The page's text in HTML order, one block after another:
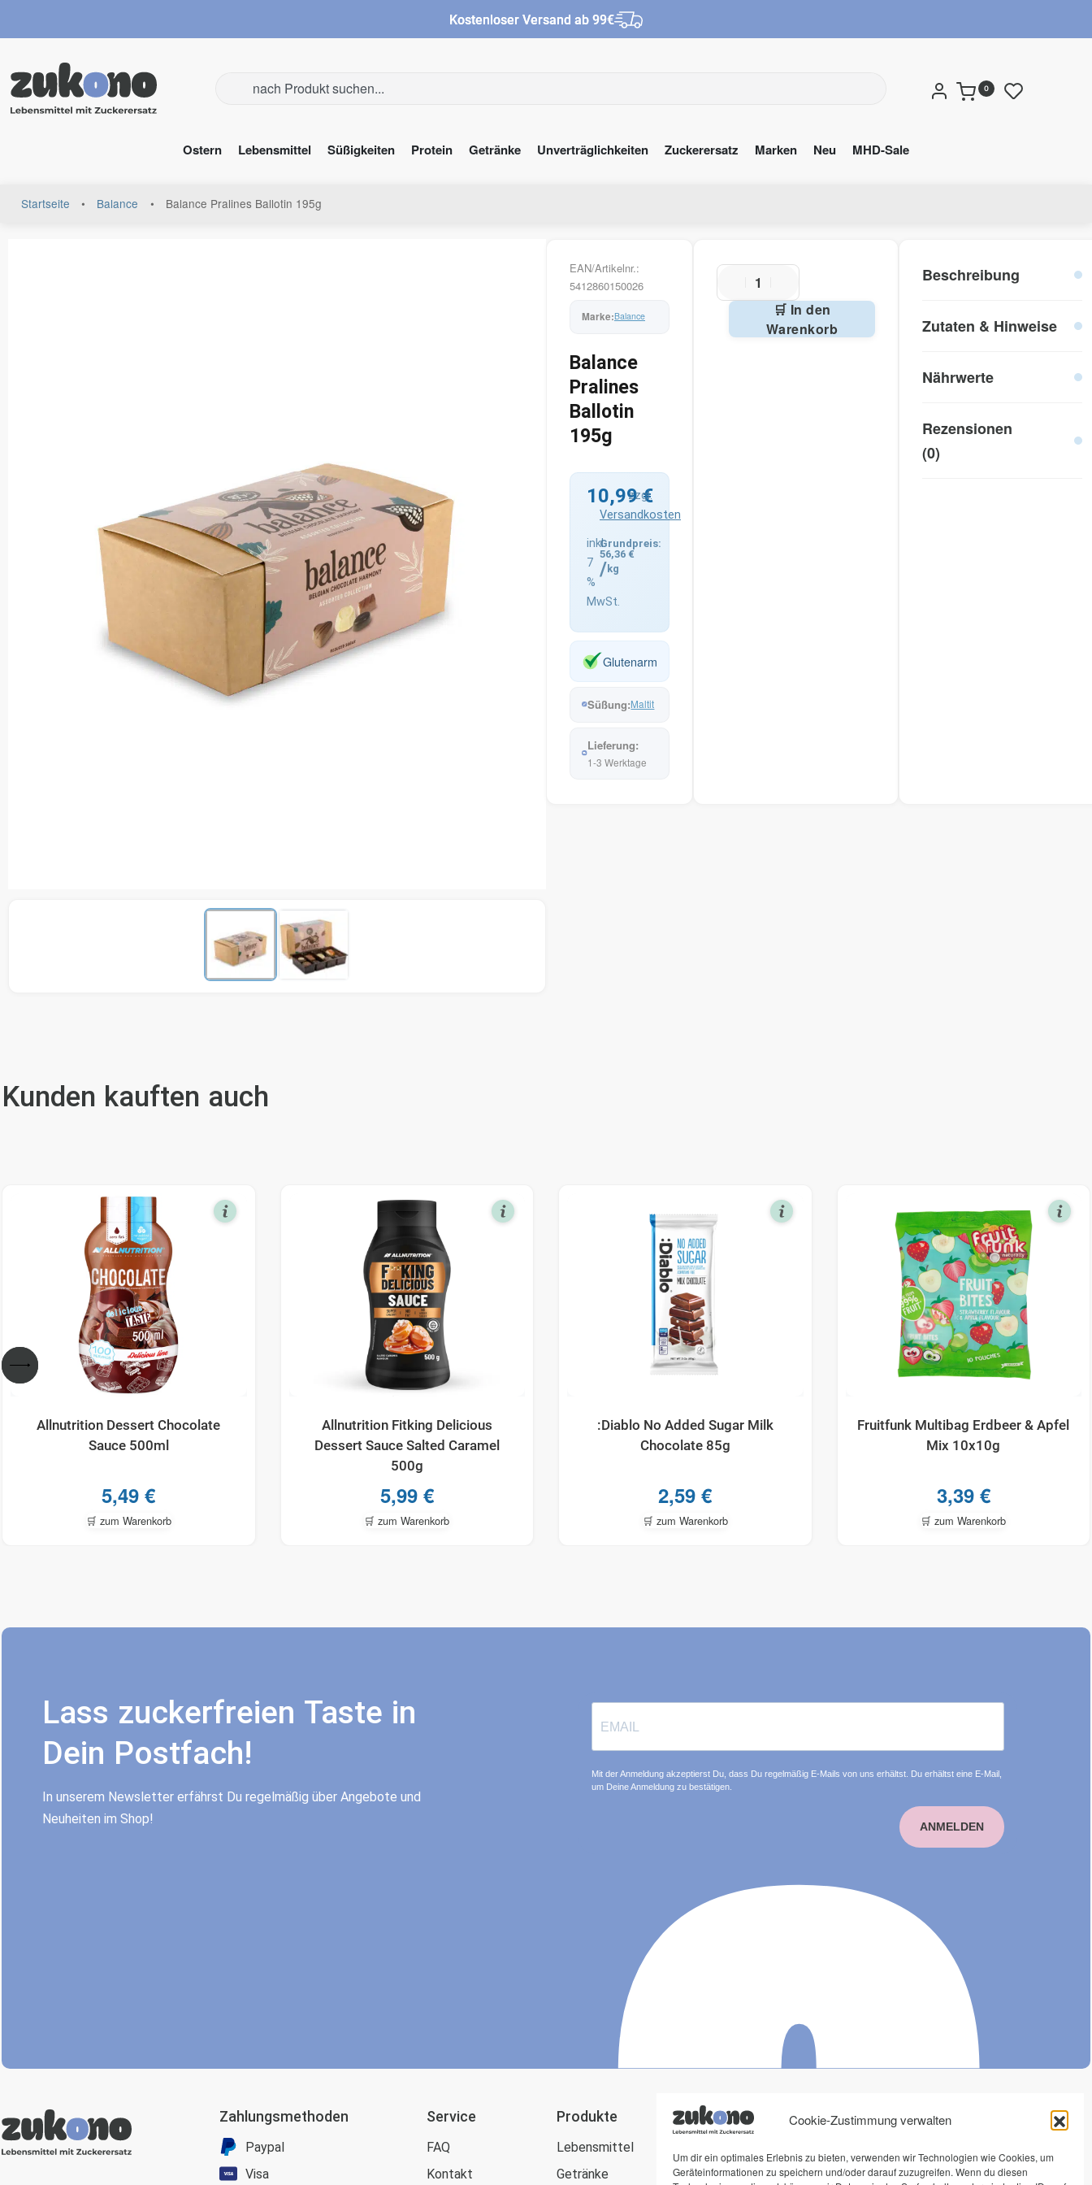
Cookie-Zustimmung verwalten
Um dir ein optimales Erlebnis zu bieten, verwenden wir Technologien wie Cookies, um
Geräteinformationen zu speichern und/oder darauf zuzugreifen. Wenn du diesen
Kostenloser Versand ab 99€
0
Ostern Lebensmittel Süßigkeiten Protein Getränke Unverträglichkeiten Zuckerersatz Marken Neu MHD-Sale
Startseite • Balance • Balance Pralines Ballotin 195g
EAN/Artikelnr.:
5412860150026
Balance
Balance
Pralines
Ballotin
195g
10,99€
inkl.
7
%
MwSt.
zzgl.
Versandkosten
56,36 €
/ kg
Glutenarm
Maltit
1-3 Werktage
🛒 In den
Warenkorb
Beschreibung
Zutaten & Hinweise
Nährwerte
Rezensionen
(0)
Kunden kauften auch
Allnutrition Dessert Chocolate
Sauce 500ml
5,49€
🛒 zum Warenkorb
Allnutrition Fitking Delicious
Dessert Sauce Salted Caramel
500g
5,99 €
🛒 zum Warenkorb
:Diablo No Added Sugar Milk
Chocolate 85g
2,59€
🛒 zum Warenkorb
Fruitfunk Multibag Erdbeer & Apfel
Mix 10x10g
3,39 €
🛒 zum Warenkorb
Lass zuckerfreien Taste in
Dein Postfach!
In unserem Newsletter erfährst Du regelmäßig über Angebote und
Neuheiten im Shop!
Mit der Anmeldung akzeptierst Du, dass Du regelmäßig E-Mails von uns erhältst. Du erhältst eine E-Mail,
um Deine Anmeldung zu bestätigen.
ANMELDEN
Zahlungsmethoden
Paypal
Visa
Service
FAQ
Kontakt
Produkte
Lebensmittel
Getränke
zukono
Zuckerersätze
Rechtliches
Datenschutz
Social Media